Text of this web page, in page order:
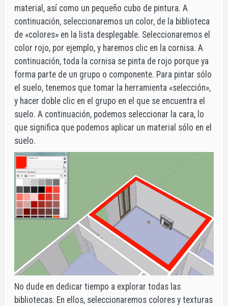
material, así como un pequeño cubo de pintura. A
continuación, seleccionaremos un color, de la biblioteca
de «colores» en la lista desplegable. Seleccionaremos el
color rojo, por ejemplo, y haremos clic en la cornisa. A
continuación, toda la cornisa se pinta de rojo porque ya
forma parte de un grupo o componente. Para pintar sólo
el suelo, tenemos que tomar la herramienta «selección»,
y hacer doble clic en el grupo en el que se encuentra el
suelo. A continuación, podemos seleccionar la cara, lo
que significa que podemos aplicar un material sólo en el
suelo.
No dude en dedicar tiempo a explorar todas las
bibliotecas. En ellos, seleccionaremos colores y texturas